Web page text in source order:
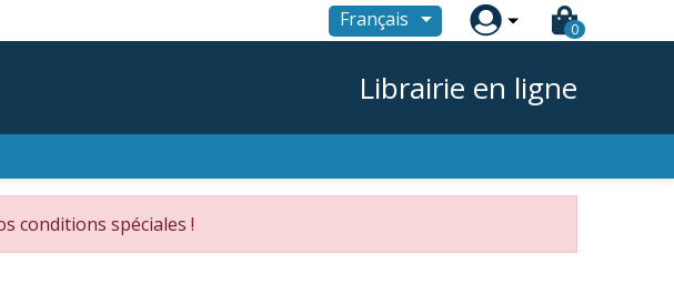
Français  0
Librairie en ligne
conditions spéciales !